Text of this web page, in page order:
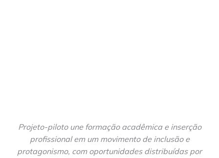
Projeto-piloto une formação acadêmica e inserção
profissional em um movimento de inclusão e
protagonismo, com oportunidades distribuídas por